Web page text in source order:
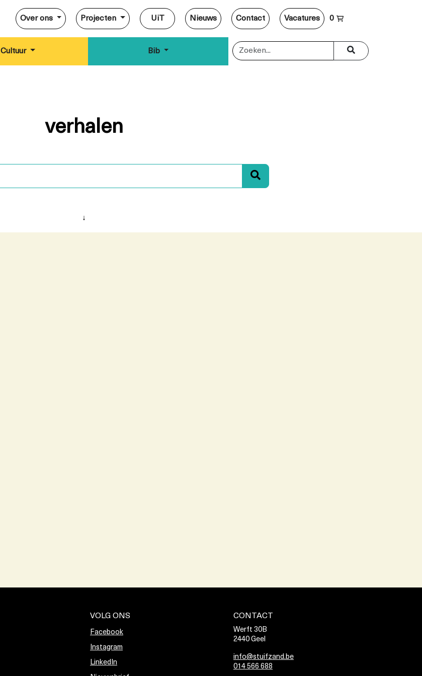
Over ons Projecten UiT Nieuws Contact Vacatures 0
Cultuur Bib
verhalen
↓
VOLG ONS
Facebook
Instagram
LinkedIn
CONTACT
Werft 30B
2440 Geel
info@stuifzand.be
014 566 688